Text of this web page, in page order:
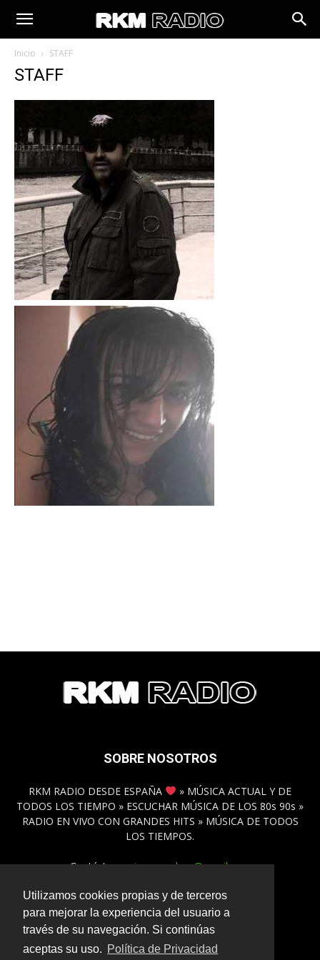
Utilizamos cookies propias y de terceros
para mejorar la experiencia del usuario a
través de su navegación. Si continúas
aceptas su uso. Política de Privacidad
Inicio STAFF
STAFF
SOBRE NOSOTROS
RKM RADIO DESDE ESPAÑA
» MÚSICA ACTUAL Y DE
TODOS LOS TIEMPO » ESCUCHAR MÚSICA DE LOS 80s 90s »
RADIO EN VIVO CON GRANDES HITS » MÚSICA DE TODOS
LOS TIEMPOS.
Contáctanos:inmamadero@gmail.com
SÍGUENOS